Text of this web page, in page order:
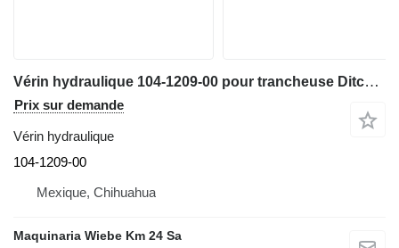
Vérin hydraulique 104-1209-00 pour trancheuse Ditch-Witch RT40
Prix sur demande
Vérin hydraulique
104-1209-00
Mexique, Chihuahua
Maquinaria Wiebe Km 24 Sa